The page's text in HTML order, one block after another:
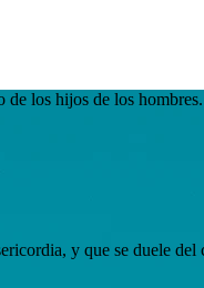
de los hijos de los hombres.
y que se duele del